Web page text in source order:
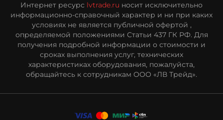
Интернет ресурс lvtrade.ru носит исключительно
информационно-справочный характер и ни при каких
условиях не является публичной офертой ,
определяемой положениями Статьи 437 ГК РФ. Для
получения подробной информации о стоимости и
сроках выполнения услуг, технических
характеристиках оборудования, пожалуйста,
обращайтесь к сотрудникам ООО «ЛВ Трейд».